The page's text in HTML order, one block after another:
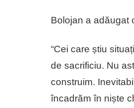
Bolojan a adăugat
“Cei care știu
de sacrificiu. Nu
construim.
încadrăm în niște